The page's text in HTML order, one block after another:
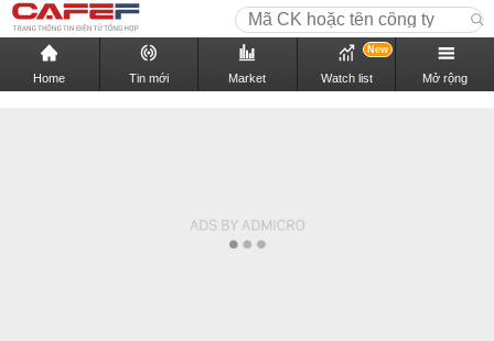
Home Tin mới Market Watch list
New
Mở rộng